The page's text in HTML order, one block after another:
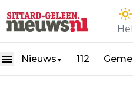
Nieuws ▼ 112